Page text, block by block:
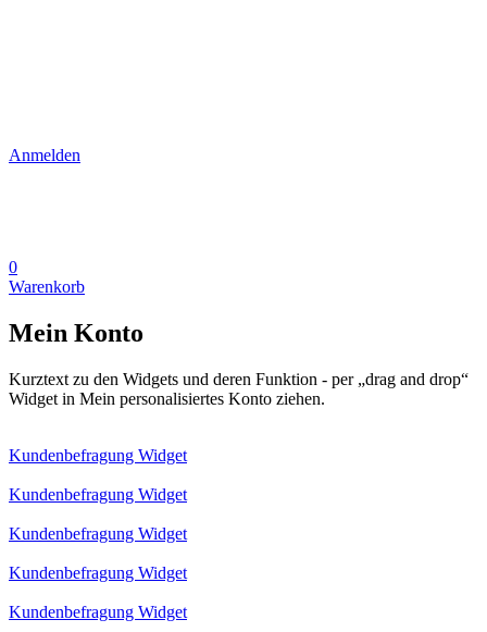
Anmelden
0
Warenkorb
Mein Konto
Kurztext zu den Widgets und deren Funktion - per „drag and drop“
Widget in Mein personalisiertes Konto ziehen.
Kundenbefragung Widget
Kundenbefragung Widget
Kundenbefragung Widget
Kundenbefragung Widget
Kundenbefragung Widget